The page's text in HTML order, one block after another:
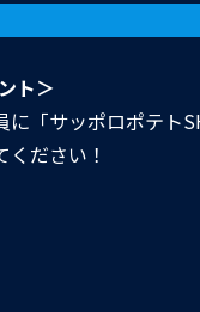
ト＞
「サッポロポテト
ださい！